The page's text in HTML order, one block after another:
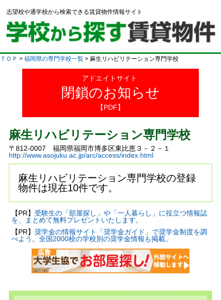
志望校や通学校から検索できる賃貸物件情報サイト
ＴＯＰ > 福岡県の専門学校一覧 > 麻生リハビリテーション専門学校
アドエイトサイト
閉鎖のお知らせ
【PDF】
麻生リハビリテーション専門学校
〒812-0007 福岡県福岡市博多区東比恵３－２－１
http://www.asojuku.ac.jp/arc/access/index.html
麻生リハビリテーション専門学校の登録
物件は現在10件です。
【PR】 受験生の「部屋探し」や「一人暮らし」に役立つ情報誌
を、まとめて無料プレゼントいたします。
【PR】 奨学金の情報サイト「奨学金ガイド」で奨学金制度を調
べよう。全国2000校の学校別の奨学金情報も掲載。